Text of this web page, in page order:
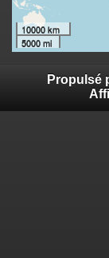
10000 km
5000 mi
Propulsé